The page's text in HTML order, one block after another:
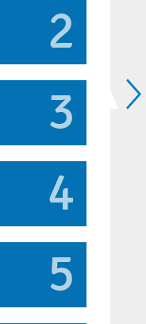
2
3
4
5